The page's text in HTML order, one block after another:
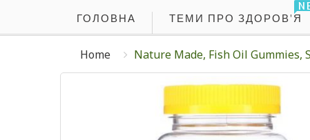
ГОЛОВНА ТЕМИ ПРО ЗДОРОВ'Я
Home Nature Made, Fish Oil Gummies,